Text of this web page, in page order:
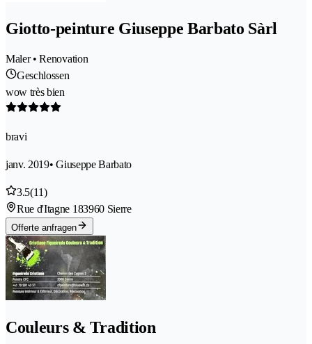
Giotto-peinture Giuseppe Barbato Sàrl
Maler • Renovation
Geschlossen
wow très bien
bravi
janv. 2019• Giuseppe Barbato
3.5(11)
Rue d'Itagne 183960 Sierre
Offerte anfragen
Couleurs & Tradition